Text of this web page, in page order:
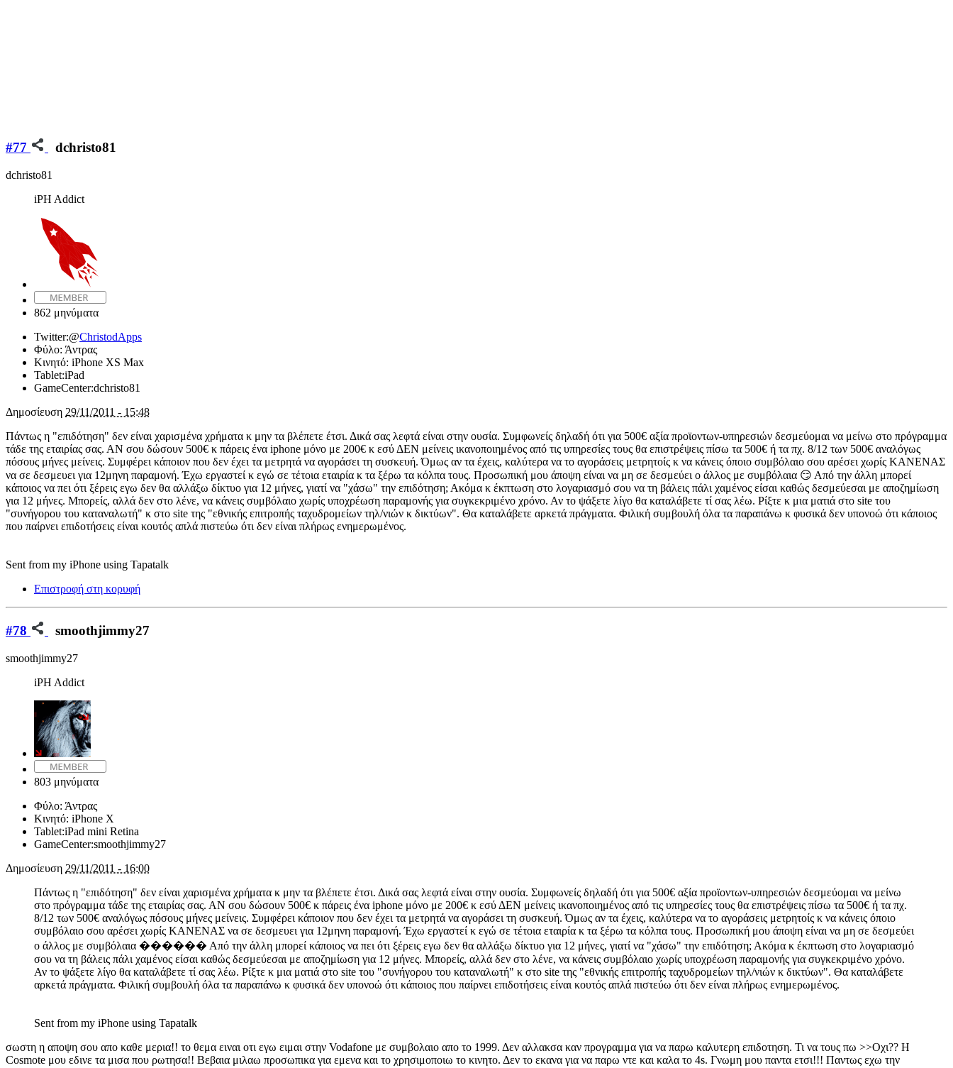
#77 dchristo81
dchristo81
iPH Addict
862 μηνύματα
Twitter:@ChristodApps
Φύλο: Άντρας
Κινητό: iPhone XS Max
Tablet:iPad
GameCenter:dchristo81
Δημοσίευση 29/11/2011 - 15:48
Πάντως η "επιδότηση" δεν είναι χαρισμένα χρήματα κ μην τα βλέπετε έτσι. Δικά σας λεφτά είναι στην ουσία. Συμφωνείς δηλαδή ότι για 500€ αξία προϊοντων-υπηρεσιών δεσμεύομαι να μείνω στο πρόγραμμα
τάδε της εταιρίας σας. ΑΝ σου δώσουν 500€ κ πάρεις ένα iphone μόνο με 200€ κ εσύ ΔΕΝ μείνεις ικανοποιημένος από τις υπηρεσίες τους θα επιστρέψεις πίσω τα 500€ ή τα πχ. 8/12 των 500€ αναλόγως
πόσους μήνες μείνεις. Συμφέρει κάποιον που δεν έχει τα μετρητά να αγοράσει τη συσκευή. Όμως αν τα έχεις, καλύτερα να το αγοράσεις μετρητοίς κ να κάνεις όποιο συμβόλαιο σου αρέσει χωρίς ΚΑΝΕΝΑΣ
να σε δεσμευει για 12μηνη παραμονή. Έχω εργαστεί κ εγώ σε τέτοια εταιρία κ τα ξέρω τα κόλπα τους. Προσωπική μου άποψη είναι να μη σε δεσμεύει ο άλλος με συμβόλαια 😏 Από την άλλη μπορεί
κάποιος να πει ότι ξέρεις εγω δεν θα αλλάξω δίκτυο για 12 μήνες, γιατί να "χάσω" την επιδότηση; Ακόμα κ έκπτωση στο λογαριασμό σου να τη βάλεις πάλι χαμένος είσαι καθώς δεσμεύεσαι με αποζημίωση
για 12 μήνες. Μπορείς, αλλά δεν στο λένε, να κάνεις συμβόλαιο χωρίς υποχρέωση παραμονής για συγκεκριμένο χρόνο. Αν το ψάξετε λίγο θα καταλάβετε τί σας λέω. Ρίξτε κ μια ματιά στο site του
"συνήγορου του καταναλωτή" κ στο site της "εθνικής επιτροπής ταχυδρομείων τηλ/νιών κ δικτύων". Θα καταλάβετε αρκετά πράγματα. Φιλική συμβουλή όλα τα παραπάνω κ φυσικά δεν υπονοώ ότι κάποιος
που παίρνει επιδοτήσεις είναι κουτός απλά πιστεύω ότι δεν είναι πλήρως ενημερωμένος.
Sent from my iPhone using Tapatalk
Επιστροφή στη κορυφή
#78 smoothjimmy27
smoothjimmy27
iPH Addict
803 μηνύματα
Φύλο: Άντρας
Κινητό: iPhone X
Tablet:iPad mini Retina
GameCenter:smoothjimmy27
Δημοσίευση 29/11/2011 - 16:00
Πάντως η "επιδότηση" δεν είναι χαρισμένα χρήματα κ μην τα βλέπετε έτσι. Δικά σας λεφτά είναι στην ουσία. Συμφωνείς δηλαδή ότι για 500€ αξία προϊοντων-υπηρεσιών δεσμεύομαι να μείνω
στο πρόγραμμα τάδε της εταιρίας σας. ΑΝ σου δώσουν 500€ κ πάρεις ένα iphone μόνο με 200€ κ εσύ ΔΕΝ μείνεις ικανοποιημένος από τις υπηρεσίες τους θα επιστρέψεις πίσω τα 500€ ή τα πχ.
8/12 των 500€ αναλόγως πόσους μήνες μείνεις. Συμφέρει κάποιον που δεν έχει τα μετρητά να αγοράσει τη συσκευή. Όμως αν τα έχεις, καλύτερα να το αγοράσεις μετρητοίς κ να κάνεις όποιο
συμβόλαιο σου αρέσει χωρίς ΚΑΝΕΝΑΣ να σε δεσμευει για 12μηνη παραμονή. Έχω εργαστεί κ εγώ σε τέτοια εταιρία κ τα ξέρω τα κόλπα τους. Προσωπική μου άποψη είναι να μη σε δεσμεύει
ο άλλος με συμβόλαια ������ Από την άλλη μπορεί κάποιος να πει ότι ξέρεις εγω δεν θα αλλάξω δίκτυο για 12 μήνες, γιατί να "χάσω" την επιδότηση; Ακόμα κ έκπτωση στο λογαριασμό
σου να τη βάλεις πάλι χαμένος είσαι καθώς δεσμεύεσαι με αποζημίωση για 12 μήνες. Μπορείς, αλλά δεν στο λένε, να κάνεις συμβόλαιο χωρίς υποχρέωση παραμονής για συγκεκριμένο χρόνο.
Αν το ψάξετε λίγο θα καταλάβετε τί σας λέω. Ρίξτε κ μια ματιά στο site του "συνήγορου του καταναλωτή" κ στο site της "εθνικής επιτροπής ταχυδρομείων τηλ/νιών κ δικτύων". Θα καταλάβετε
αρκετά πράγματα. Φιλική συμβουλή όλα τα παραπάνω κ φυσικά δεν υπονοώ ότι κάποιος που παίρνει επιδοτήσεις είναι κουτός απλά πιστεύω ότι δεν είναι πλήρως ενημερωμένος.
Sent from my iPhone using Tapatalk
σωστη η αποψη σου απο καθε μερια!! το θεμα ειναι οτι εγω ειμαι στην Vodafone με συμβολαιο απο το 1999. Δεν αλλακσα καν προγραμμα για να παρω καλυτερη επιδοτηση. Τι να τους πω >>Οχι?? Η
Cosmote μου εδινε τα μισα που ρωτησα!! Βεβαια μιλαω προσωπικα για εμενα και το χρησιμοποιω το κινητο. Δεν το εκανα για να παρω ντε και καλα το 4s. Γνωμη μου παντα ετσι!!! Παντως εχω την